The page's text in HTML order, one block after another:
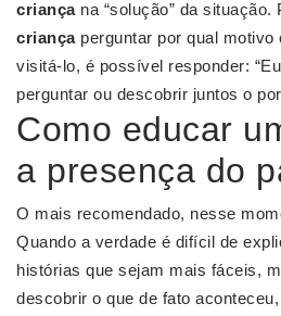
criançana “solução” da situação.
criançaperguntar por qual motivo
visitá-lo, é possível responder:
perguntar ou descobrir juntos o
Como educar
a presença do
O mais recomendado, nesse
Quando a verdade é difícil de
histórias que sejam mais fáceis,
descobrir o que de fato aconteceu,